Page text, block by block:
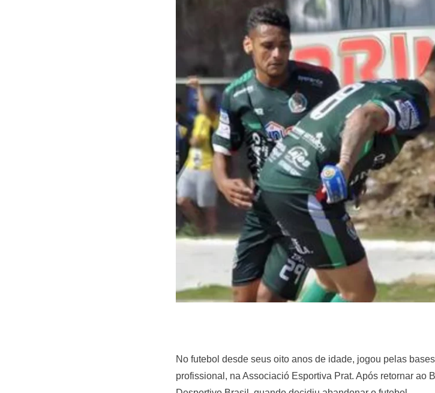
No futebol desde seus oito anos de idade, jogou pelas
profissional, na Associació Esportiva Prat. Após retornar